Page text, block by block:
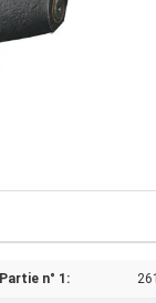
Partie n° 1: